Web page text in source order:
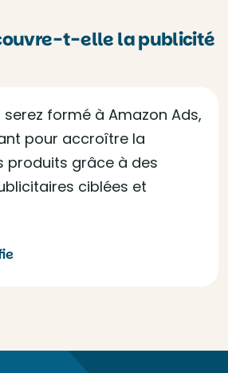
t-elle la publicité
serez formé à Amazon Ads,
pour accroître la
produits grâce à des
ciblées et